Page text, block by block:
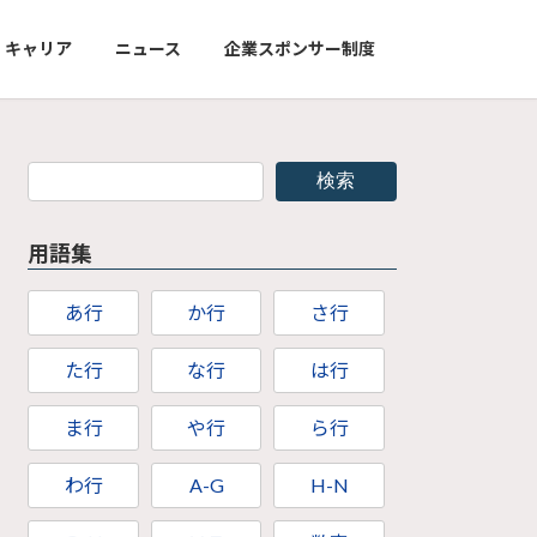
キャリア ニュース 企業スポンサー制度
検索
用語集
あ行 か行 さ行
た行 な行 は行
ま行 や行 ら行
わ行 A-G H-N